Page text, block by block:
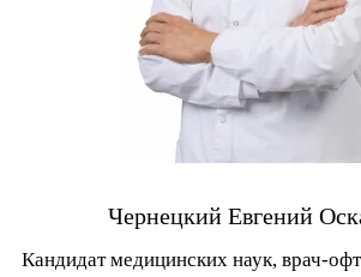
Чернецкий Евгений
Кандидат медицинских наук, врач-